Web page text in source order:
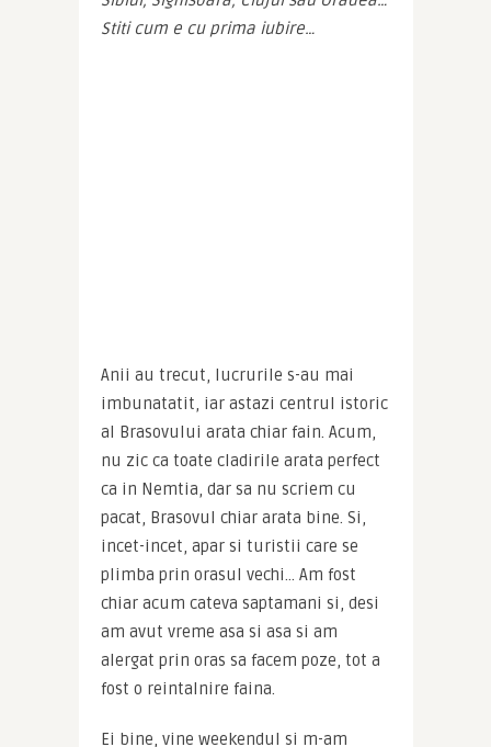
Stiti cum e cu prima iubire…
Anii au trecut, lucrurile s-au mai
imbunatatit, iar astazi centrul istoric
al Brasovului arata chiar fain. Acum,
nu zic ca toate cladirile arata perfect
ca in Nemtia, dar sa nu scriem cu
pacat, Brasovul chiar arata bine. Si,
incet-incet, apar si turistii care se
plimba prin orasul vechi… Am fost
chiar acum cateva saptamani si, desi
am avut vreme asa si asa si am
alergat prin oras sa facem poze, tot a
fost o reintalnire faina.
Ei bine, vine weekendul si m-am